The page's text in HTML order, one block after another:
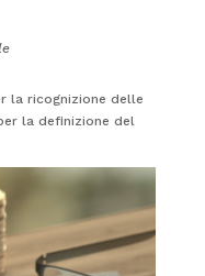
la ricognizione delle
la definizione del